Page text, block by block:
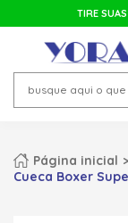
TIRE
Página inicial
Cueca Boxer